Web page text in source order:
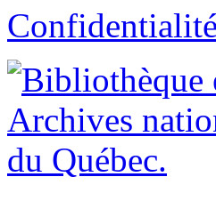
Confidentialité